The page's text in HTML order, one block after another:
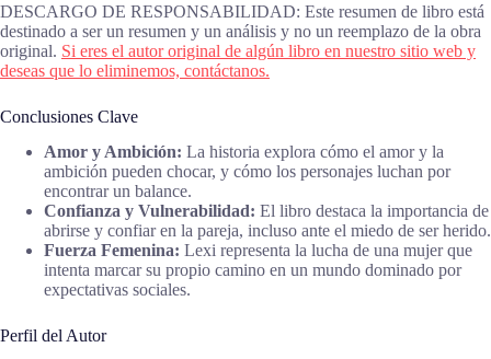
DESCARGO DE RESPONSABILIDAD: Este resumen de libro está
destinado a ser un resumen y un análisis y no un reemplazo de la obra
original. Si eres el autor original de algún libro en nuestro sitio web y
deseas que lo eliminemos, contáctanos.
Conclusiones Clave
Amor y Ambición: La historia explora cómo el amor y la
ambición pueden chocar, y cómo los personajes luchan por
encontrar un balance.
Confianza y Vulnerabilidad: El libro destaca la importancia de
abrirse y confiar en la pareja, incluso ante el miedo de ser herido.
Fuerza Femenina: Lexi representa la lucha de una mujer que
intenta marcar su propio camino en un mundo dominado por
expectativas sociales.
Perfil del Autor